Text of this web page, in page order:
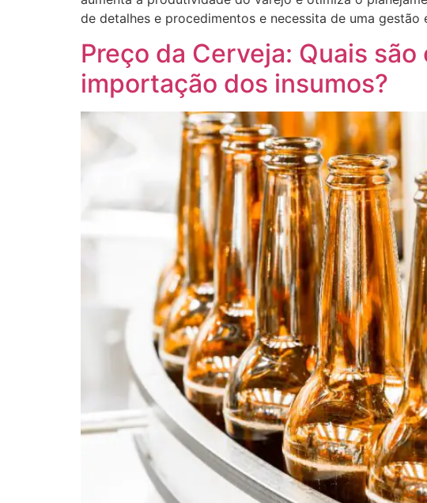
de detalhes e procedimentos e necessita de uma
Preço da Cerveja: Quais
importação dos insumos?